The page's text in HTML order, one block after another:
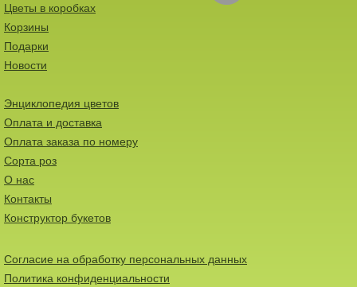
Цветы в коробках
Корзины
Подарки
Новости
Энциклопедия цветов
Оплата и доставка
Оплата заказа по номеру
Сорта роз
О нас
Контакты
Конструктор букетов
Согласие на обработку персональных данных
Политика конфиденциальности